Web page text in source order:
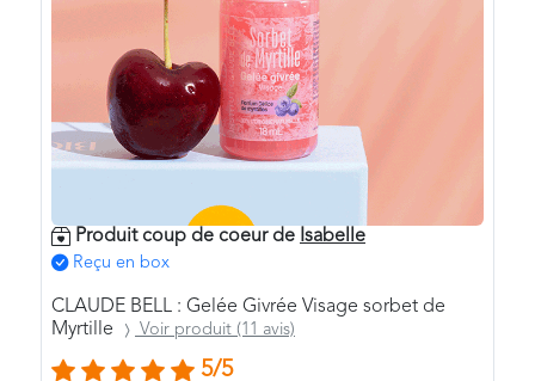
Produit coup de coeur de Isabelle
Reçu en box
CLAUDE BELL : Gelée Givrée Visage sorbet de
Myrtille
Voir produit (11 avis)
5/5